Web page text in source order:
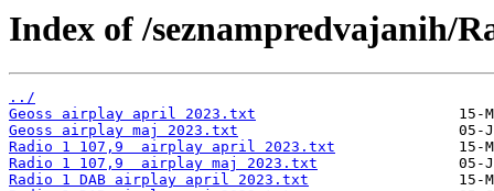
Index of /seznampredvajanih/
../
Geoss airplay april 2023.txt
Geoss airplay maj 2023.txt
Radio 1 107,9  airplay april 2023.txt
Radio 1 107,9  airplay maj 2023.txt
Radio 1 DAB airplay april 2023.txt